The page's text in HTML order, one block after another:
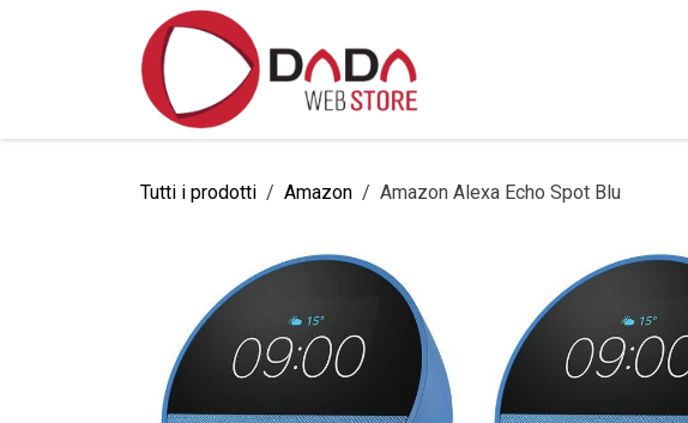
Tutti i prodotti Amazon Amazon Alexa Echo Spot Blu